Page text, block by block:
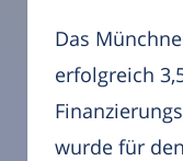
Das
erfolgreich
wurde für